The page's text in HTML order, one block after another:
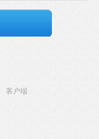
客户端